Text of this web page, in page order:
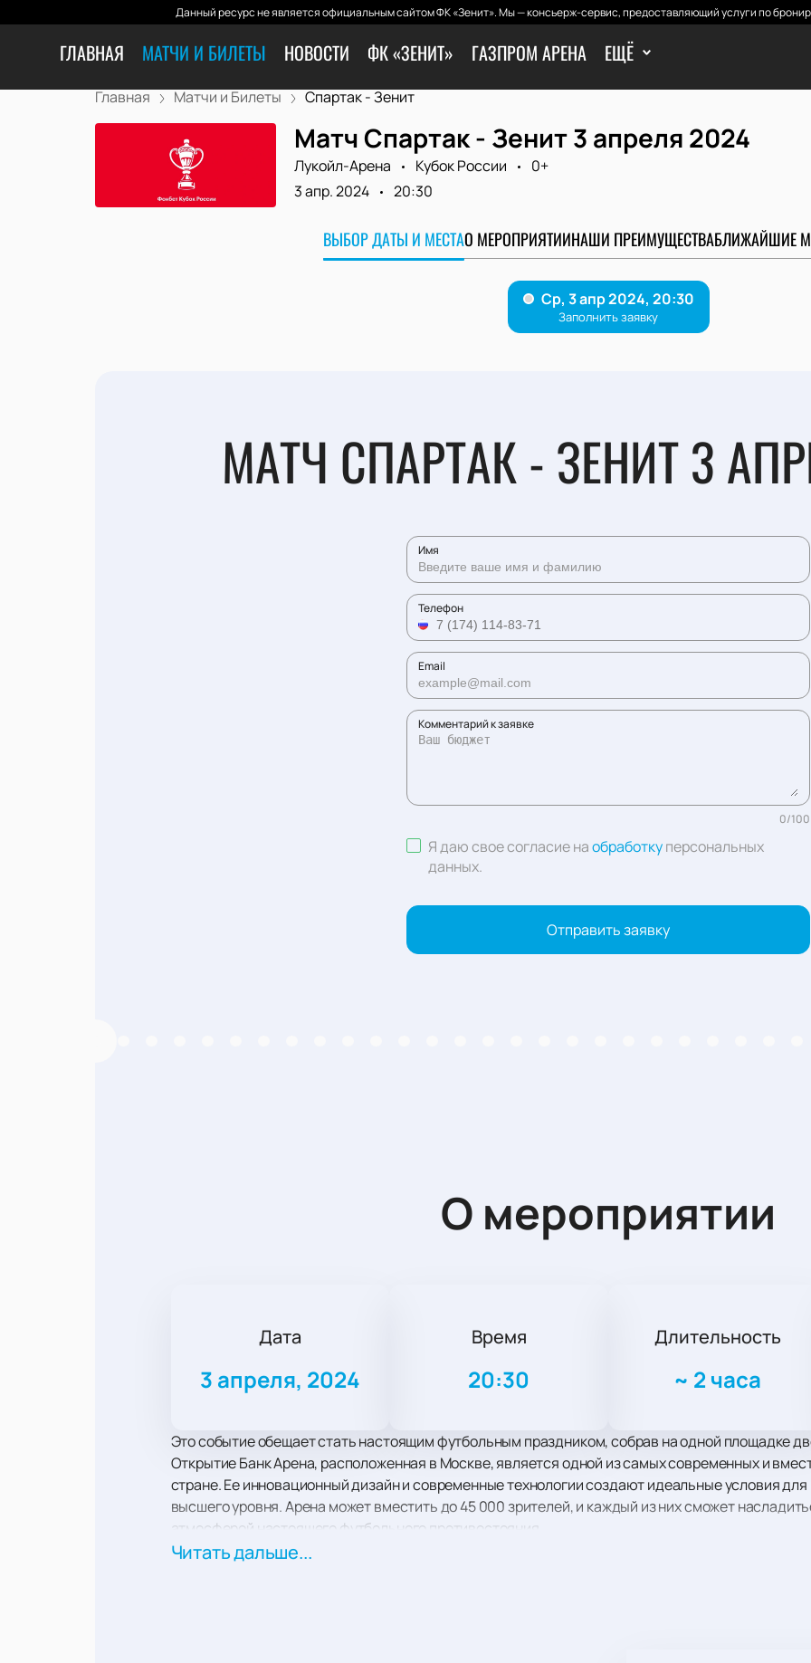
Данный ресурс не является официальным сайтом ФК «Зенит». Мы — консьерж-сервис, предоставляющий услуги по
ГЛАВНАЯ МАТЧИ И БИЛЕТЫ НОВОСТИ ФК «ЗЕНИТ» ГАЗПРОМ АРЕНА ЕЩЁ
Главная Матчи и Билеты Спартак - Зенит
Матч Спартак - Зенит 3 апреля 2024
Лукойл-Арена Кубок России
0+
3 апр. 2024
20:30
ВЫБОР ДАТЫ И МЕСТАО МЕРОПРИЯТИИНАШИ ПРЕИМУЩЕСТВАБЛИЖАЙШИЕ
МАТЧ СПАРТАК - ЗЕНИТ 3
Имя
Телефон
Email
Комментарий к заявке
0/100
Я даю свое согласие наобработкуперсональных
данных.
Отправить заявку
О мероприятии
Дата
3 апреля, 2024
Время
20:30
Длительность
~ 2 часа
Это событие обещает стать настоящим футбольным праздником, собрав на одной площадке
Открытие Банк Арена, расположенная в Москве, является одной из самых современных и
стране. Ее инновационный дизайн и современные технологии создают идеальные условия
высшего уровня. Арена может вместить до 45 000 зрителей, и каждый из них сможет
атмосферой настоящего футбольного противостояния.
Матч между «Спартаком» и «Зенитом» обещает быть насыщенным и захватывающим. Обе
Читать дальше...